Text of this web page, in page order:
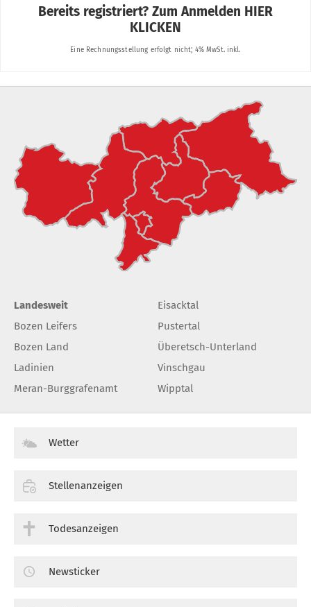
Landesweit
Bozen Leifers
Bozen Land
Ladinien
Meran-Burggrafenamt
Eisacktal
Pustertal
Überetsch-Unterland
Vinschgau
Wipptal
Wetter
Stellenanzeigen
Todesanzeigen
Newsticker